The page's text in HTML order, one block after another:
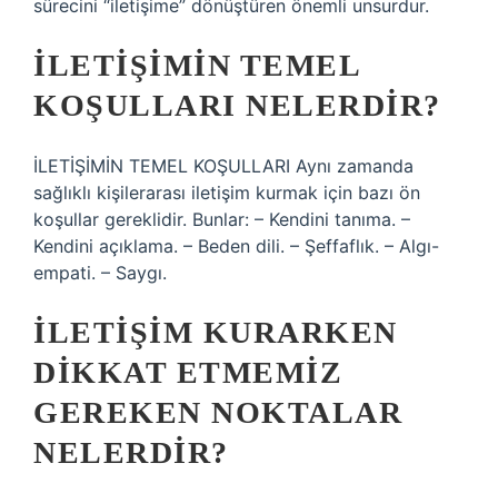
sürecini “iletişime” dönüştüren önemli unsurdur.
İLETIŞIMIN TEMEL
KOŞULLARI NELERDIR?
İLETİŞİMİN TEMEL KOŞULLARI Aynı zamanda
sağlıklı kişilerarası iletişim kurmak için bazı ön
koşullar gereklidir. Bunlar: – Kendini tanıma. –
Kendini açıklama. – Beden dili. – Şeffaflık. – Algı-
empati. – Saygı.
İLETIŞIM KURARKEN
DIKKAT ETMEMIZ
GEREKEN NOKTALAR
NELERDIR?